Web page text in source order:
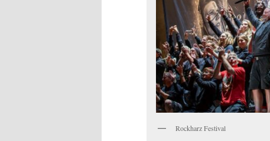
Rockharz Festival